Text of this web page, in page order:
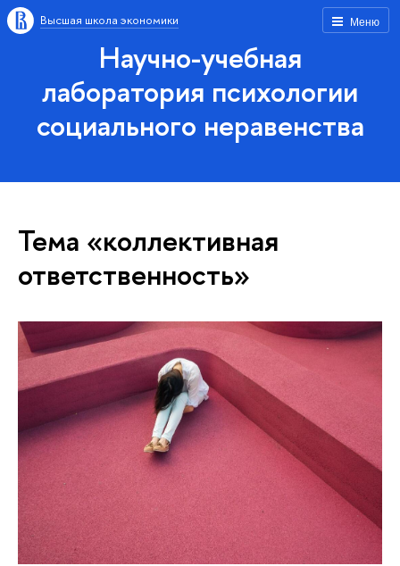
Меню
Высшая школа экономики
Научно-учебная
лаборатория психологии
социального неравенства
Тема «коллективная
ответственность»